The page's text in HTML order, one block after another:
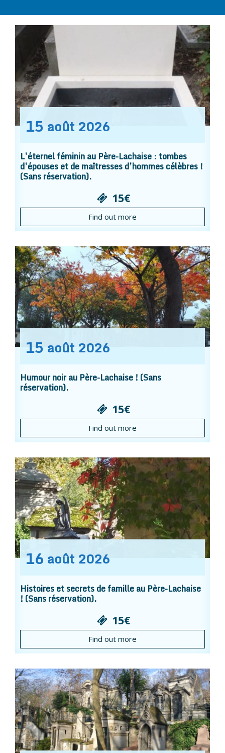
15 août 2026
L’éternel féminin au Père-Lachaise : tombes
d’épouses et de maîtresses d’hommes célèbres !
(Sans réservation).
15€
Find out more
15 août 2026
Humour noir au Père-Lachaise ! (Sans
réservation).
15€
Find out more
16 août 2026
Histoires et secrets de famille au Père-Lachaise
! (Sans réservation).
15€
Find out more